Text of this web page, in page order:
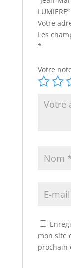
LUMIERE”
Votre
Les
*
Votre note
mon site
prochain